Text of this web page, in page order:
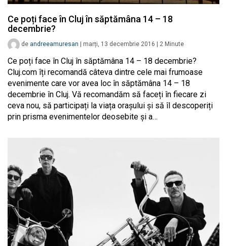
Ce poți face în Cluj în săptămâna 14 – 18
decembrie?
de andreeamuresan marți, 13 decembrie 2016 2 Minute
Ce poți face în Cluj în săptămâna 14 – 18 decembrie?
Cluj.com îți recomandă câteva dintre cele mai frumoase
evenimente care vor avea loc în săptămâna 14 – 18
decembrie în Cluj. Vă recomandăm să faceți în fiecare zi
ceva nou, să participați la viața orașului și să îl descoperiți
prin prisma evenimentelor deosebite și a…